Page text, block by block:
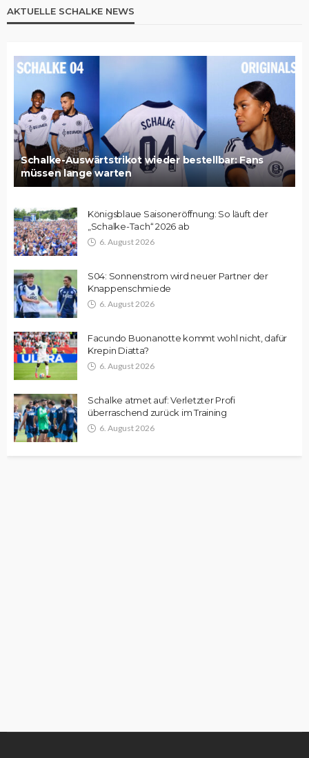
AKTUELLE SCHALKE NEWS
Schalke-Auswärtstrikot wieder bestellbar: Fans
müssen lange warten
Königsblaue Saisoneröffnung: So läuft der
„Schalke-Tach“ 2026 ab
6. August 2026
S04: Sonnenstrom wird neuer Partner der
Knappenschmiede
6. August 2026
Facundo Buonanotte kommt wohl nicht, dafür
Krepin Diatta?
6. August 2026
Schalke atmet auf: Verletzter Profi
überraschend zurück im Training
6. August 2026